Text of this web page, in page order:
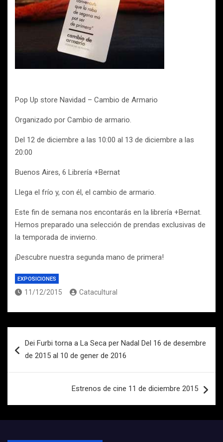
Pop Up store Navidad – Cambio de Armario
Organizado por Cambio de armario.
Del 12 de diciembre a las 10:00 al 13 de diciembre a las
20:00
Buenos Aires, 6 Librería +Bernat
Llega el frío y, con él, el cambio de armario.
Este fin de semana nos encontarás en la librería +Bernat.
Hemos preparado una selección de prendas exclusivas de
la temporada de invierno.
¡Descubre nuestra segunda mano de primera!
EXPOSICIONES
11/12/2015 Catacultural
de
Dei Furbi torna a La Seca per Nadal Del 16 de desembre
de 2015 al 10 de gener de 2016
Estrenos de cine 11 de diciembre 2015